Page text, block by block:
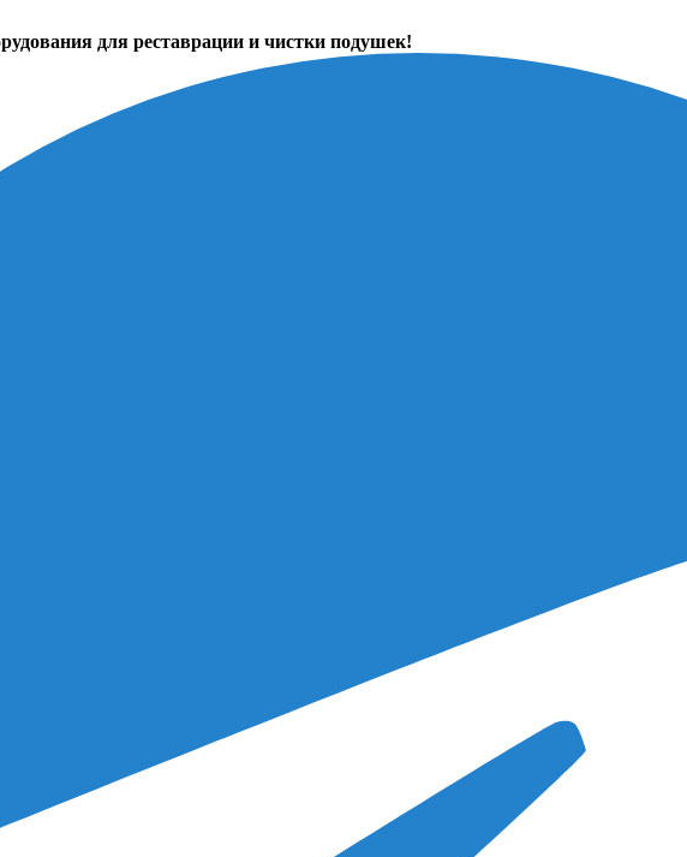
для реставрации и чистки подушек!